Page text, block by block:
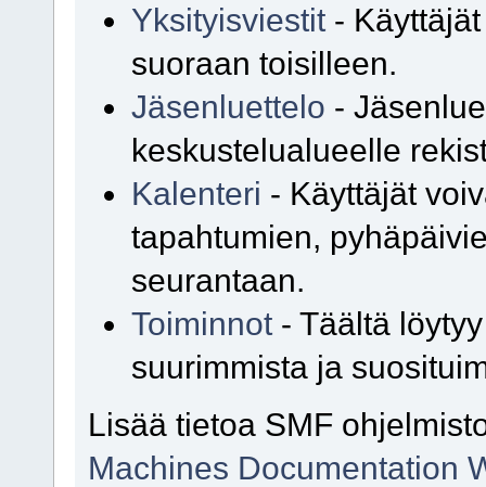
Yksityisviestit -
suoraan toisilleen.
Jäsenluettelo -
keskustelualueelle
Kalenteri - Käyttäjät
tapahtumien,
seurantaan.
Toiminnot - Täältä
suurimmista ja
Lisää tietoa SMF
Machines Documentation